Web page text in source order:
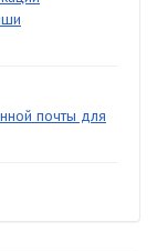
почты для